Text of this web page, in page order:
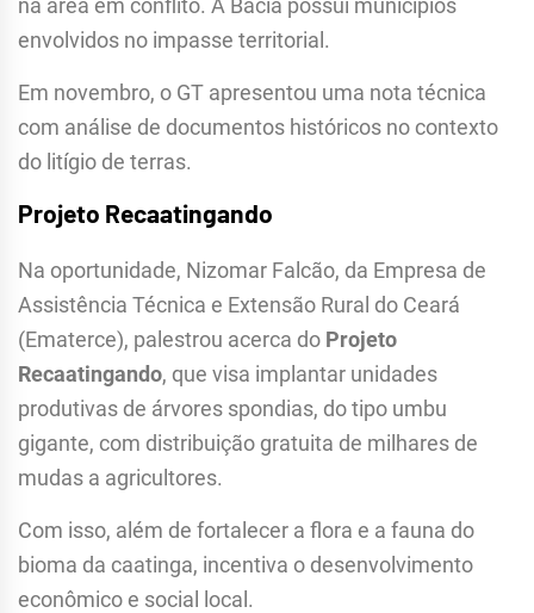
na área em conflito. A Bacia possui municípios
envolvidos no impasse territorial.
Em novembro, o GT apresentou uma nota técnica
com análise de documentos históricos no contexto
do litígio de terras.
Projeto Recaatingando
Na oportunidade, Nizomar Falcão, da Empresa de
Assistência Técnica e Extensão Rural do Ceará
(Ematerce), palestrou acerca do Projeto
Recaatingando, que visa implantar unidades
produtivas de árvores spondias, do tipo umbu
gigante, com distribuição gratuita de milhares de
mudas a agricultores.
Com isso, além de fortalecer a flora e a fauna do
bioma da caatinga, incentiva o desenvolvimento
econômico e social local.